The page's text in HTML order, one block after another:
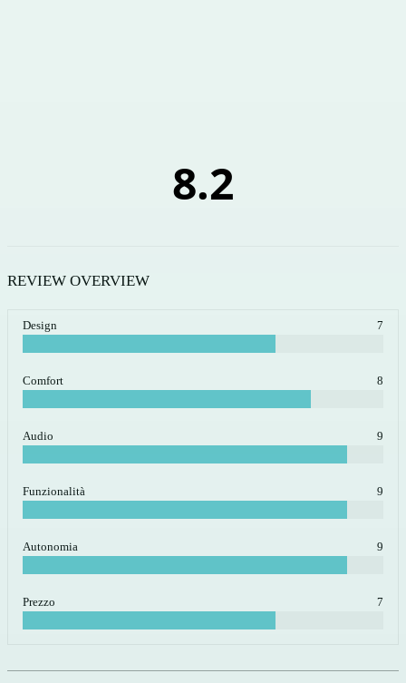
8.2
REVIEW OVERVIEW
Design 7
Comfort 8
Audio 9
Funzionalità 9
Autonomia 9
Prezzo 7